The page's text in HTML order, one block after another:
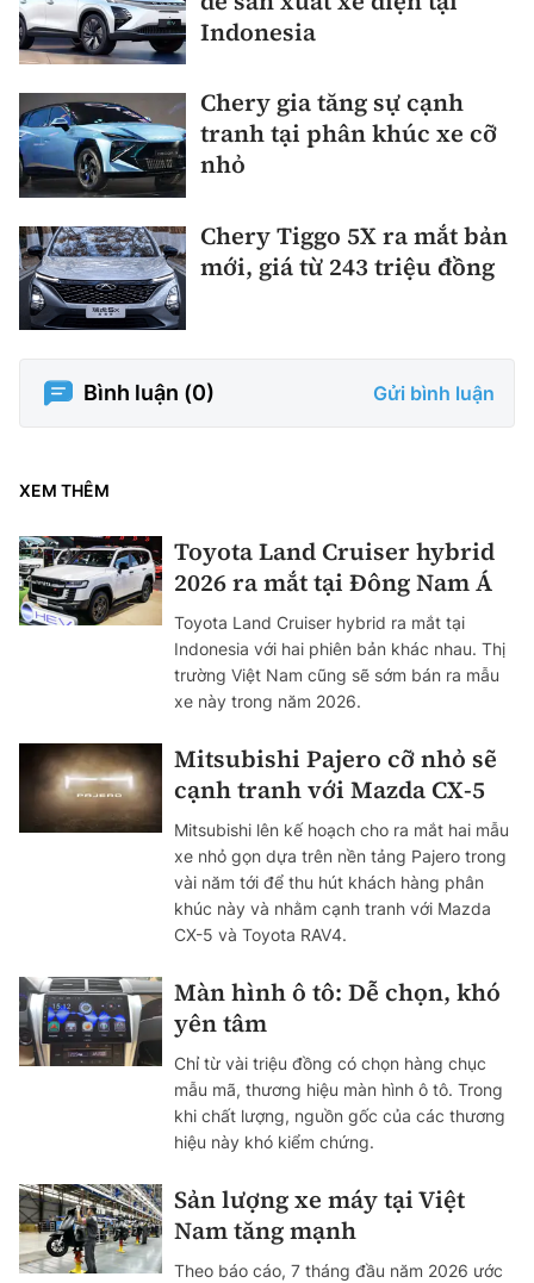
Indonesia
Chery gia tăng sự cạnh
tranh tại phân khúc xe cỡ
nhỏ
Chery Tiggo 5X ra mắt bản
mới, giá từ 243 triệu đồng
Bình luận (0) Gửi bình luận
XEM THÊM
Toyota Land Cruiser hybrid
2026 ra mắt tại Đông Nam Á
Toyota Land Cruiser hybrid ra mắt tại
Indonesia với hai phiên bản khác nhau. Thị
trường Việt Nam cũng sẽ sớm bán ra mẫu
xe này trong năm 2026.
Mitsubishi Pajero cỡ nhỏ sẽ
cạnh tranh với Mazda CX-5
Mitsubishi lên kế hoạch cho ra mắt hai mẫu
xe nhỏ gọn dựa trên nền tảng Pajero trong
vài năm tới để thu hút khách hàng phân
khúc này và nhằm cạnh tranh với Mazda
CX-5 và Toyota RAV4.
Màn hình ô tô: Dễ chọn, khó
yên tâm
Chỉ từ vài triệu đồng có chọn hàng chục
mẫu mã, thương hiệu màn hình ô tô. Trong
khi chất lượng, nguồn gốc của các thương
hiệu này khó kiểm chứng.
Sản lượng xe máy tại Việt
Nam tăng mạnh
Theo báo cáo, 7 tháng đầu năm 2026 ước